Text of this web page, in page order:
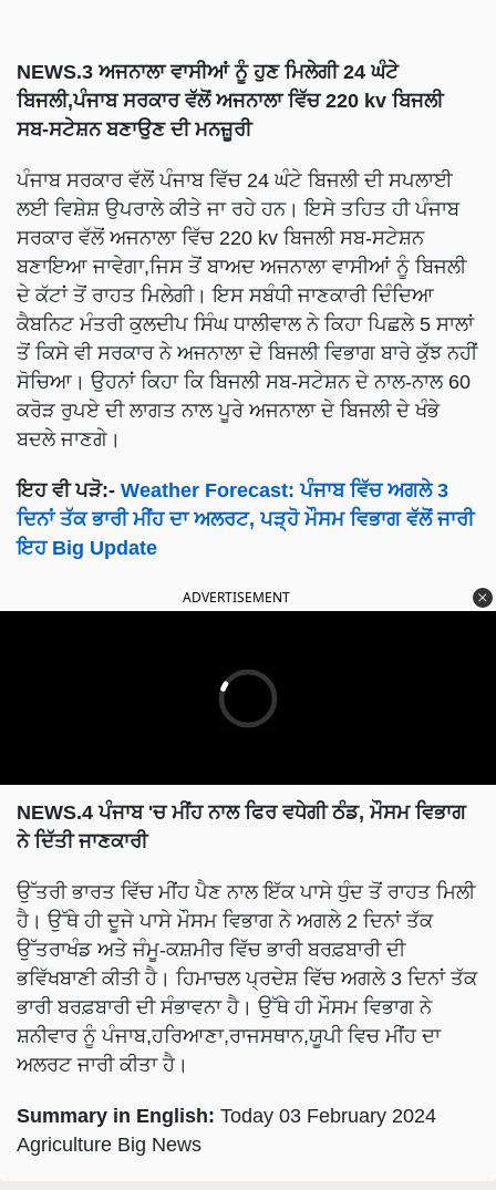
NEWS.3 ਅਜਨਾਲਾ ਵਾਸੀਆਂ ਨੂੰ ਹੁਣ ਮਿਲੇਗੀ 24 ਘੰਟੇ
ਬਿਜਲੀ,ਪੰਜਾਬ ਸਰਕਾਰ ਵੱਲੋਂ ਅਜਨਾਲਾ ਵਿੱਚ 220 kv ਬਿਜਲੀ
ਸਬ-ਸਟੇਸ਼ਨ ਬਣਾਉਣ ਦੀ ਮਨਜ਼ੂਰੀ
ਪੰਜਾਬ ਸਰਕਾਰ ਵੱਲੋਂ ਪੰਜਾਬ ਵਿੱਚ 24 ਘੰਟੇ ਬਿਜਲੀ ਦੀ ਸਪਲਾਈ
ਲਈ ਵਿਸ਼ੇਸ਼ ਉਪਰਾਲੇ ਕੀਤੇ ਜਾ ਰਹੇ ਹਨ। ਇਸੇ ਤਹਿਤ ਹੀ ਪੰਜਾਬ
ਸਰਕਾਰ ਵੱਲੋਂ ਅਜਨਾਲਾ ਵਿੱਚ 220 kv ਬਿਜਲੀ ਸਬ-ਸਟੇਸ਼ਨ
ਬਣਾਇਆ ਜਾਵੇਗਾ,ਜਿਸ ਤੋਂ ਬਾਅਦ ਅਜਨਾਲਾ ਵਾਸੀਆਂ ਨੂੰ ਬਿਜਲੀ
ਦੇ ਕੱਟਾਂ ਤੋਂ ਰਾਹਤ ਮਿਲੇਗੀ। ਇਸ ਸਬੰਧੀ ਜਾਣਕਾਰੀ ਦਿੰਦਿਆ
ਕੈਬਨਿਟ ਮੰਤਰੀ ਕੁਲਦੀਪ ਸਿੰਘ ਧਾਲੀਵਾਲ ਨੇ ਕਿਹਾ ਪਿਛਲੇ 5 ਸਾਲਾਂ
ਤੋਂ ਕਿਸੇ ਵੀ ਸਰਕਾਰ ਨੇ ਅਜਨਾਲਾ ਦੇ ਬਿਜਲੀ ਵਿਭਾਗ ਬਾਰੇ ਕੁੱਝ ਨਹੀਂ
ਸੋਚਿਆ। ਉਹਨਾਂ ਕਿਹਾ ਕਿ ਬਿਜਲੀ ਸਬ-ਸਟੇਸ਼ਨ ਦੇ ਨਾਲ-ਨਾਲ 60
ਕਰੋੜ ਰੁਪਏ ਦੀ ਲਾਗਤ ਨਾਲ ਪੂਰੇ ਅਜਨਾਲਾ ਦੇ ਬਿਜਲੀ ਦੇ ਖੰਭੇ
ਬਦਲੇ ਜਾਣਗੇ।
ਇਹ ਵੀ ਪੜੋ:- Weather Forecast: ਪੰਜਾਬ ਵਿੱਚ ਅਗਲੇ 3
ਦਿਨਾਂ ਤੱਕ ਭਾਰੀ ਮੀਂਹ ਦਾ ਅਲਰਟ, ਪੜ੍ਹੋ ਮੌਸਮ ਵਿਭਾਗ ਵੱਲੋਂ ਜਾਰੀ
ਇਹ Big Update
ADVERTISEMENT
NEWS.4 ਪੰਜਾਬ 'ਚ ਮੀਂਹ ਨਾਲ ਫਿਰ ਵਧੇਗੀ ਠੰਡ, ਮੌਸਮ ਵਿਭਾਗ
ਨੇ ਦਿੱਤੀ ਜਾਣਕਾਰੀ
ਉੱਤਰੀ ਭਾਰਤ ਵਿੱਚ ਮੀਂਹ ਪੈਣ ਨਾਲ ਇੱਕ ਪਾਸੇ ਧੁੰਦ ਤੋਂ ਰਾਹਤ ਮਿਲੀ
ਹੈ। ਉੱਥੇ ਹੀ ਦੂਜੇ ਪਾਸੇ ਮੌਸਮ ਵਿਭਾਗ ਨੇ ਅਗਲੇ 2 ਦਿਨਾਂ ਤੱਕ
ਉੱਤਰਾਖੰਡ ਅਤੇ ਜੰਮੂ-ਕਸ਼ਮੀਰ ਵਿੱਚ ਭਾਰੀ ਬਰਫ਼ਬਾਰੀ ਦੀ
ਭਵਿੱਖਬਾਣੀ ਕੀਤੀ ਹੈ। ਹਿਮਾਚਲ ਪ੍ਰਦੇਸ਼ ਵਿੱਚ ਅਗਲੇ 3 ਦਿਨਾਂ ਤੱਕ
ਭਾਰੀ ਬਰਫ਼ਬਾਰੀ ਦੀ ਸੰਭਾਵਨਾ ਹੈ। ਉੱਥੇ ਹੀ ਮੌਸਮ ਵਿਭਾਗ ਨੇ
ਸ਼ਨੀਵਾਰ ਨੂੰ ਪੰਜਾਬ,ਹਰਿਆਣਾ,ਰਾਜਸਥਾਨ,ਯੂਪੀ ਵਿਚ ਮੀਂਹ ਦਾ
ਅਲਰਟ ਜਾਰੀ ਕੀਤਾ ਹੈ।
Summary in English: Today 03 February 2024
Agriculture Big News